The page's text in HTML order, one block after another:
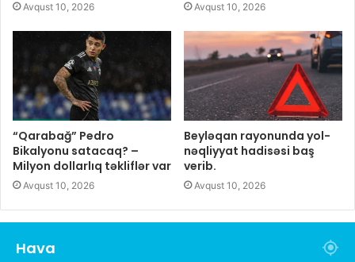
Avqust 10, 2026 Avqust 10, 2026
“Qarabağ” Pedro
Bikalyonu satacaq? –
Milyon dollarlıq təkliflər var
Avqust 10, 2026
Beyləqan rayonunda yol-
nəqliyyat hadisəsi baş
verib.
Avqust 10, 2026
Hava